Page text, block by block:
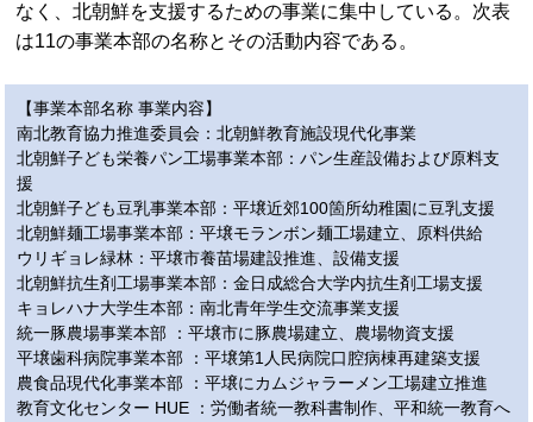
なく、北朝鮮を支援するための事業に集中している。次表
は11の事業本部の名称とその活動内容である。
【事業本部名称 事業内容】
南北教育協力推進委員会：北朝鮮教育施設現代化事業
北朝鮮子ども栄養パン工場事業本部：パン生産設備および原料支
援
北朝鮮子ども豆乳事業本部：平壌近郊100箇所幼稚園に豆乳支援
北朝鮮麺工場事業本部：平壌モランボン麺工場建立、原料供給
ウリギョレ緑林：平壌市養苗場建設推進、設備支援
北朝鮮抗生剤工場事業本部：金日成総合大学内抗生剤工場支援
キョレハナ大学生本部：南北青年学生交流事業支援
統一豚農場事業本部 ：平壌市に豚農場建立、農場物資支援
平壌歯科病院事業本部 ：平壌第1人民病院口腔病棟再建築支援
農食品現代化事業本部 ：平壌にカムジャラーメン工場建立推進
教育文化センター HUE ：労働者統一教科書制作、平和統一教育へ